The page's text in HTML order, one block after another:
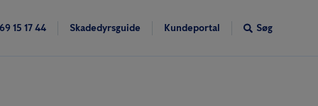
69 15 17 44 Skadedyrsguide Kundeportal Søg